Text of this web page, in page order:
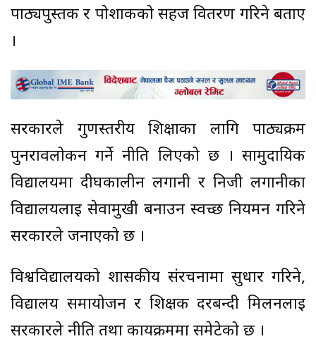
पाठ्यपुस्तक र पोशाकको सहज वितरण गरिने बताए
।
सरकारले गुणस्तरीय शिक्षाका लागि पाठ्यक्रम
पुनरावलोकन गर्ने नीति लिएको छ । सामुदायिक
विद्यालयमा दीर्घकालीन लगानी र निजी लगानीका
विद्यालयलाई सेवामुखी बनाउन स्वच्छ नियमन गरिने
सरकारले जनाएको छ ।
विश्वविद्यालयको शासकीय संरचनामा सुधार गरिने,
विद्यालय समायोजन र शिक्षक दरबन्दी मिलनलाई
सरकारले नीति तथा कार्यक्रममा समेटेको छ ।